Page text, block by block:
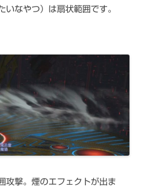
いなやつ）は扇状範囲です。
攻撃。煙のエフェクトが出ま